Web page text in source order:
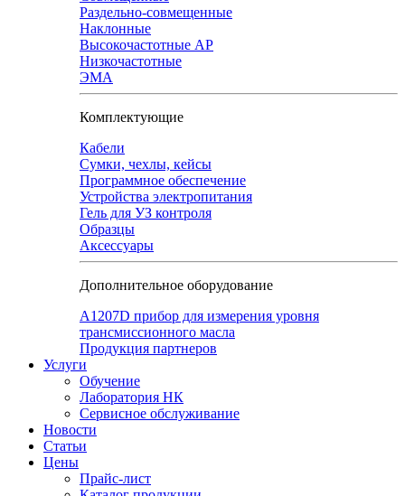
Раздельно-совмещенные
Наклонные
Высокочастотные АР
Низкочастотные
ЭМА
Комплектующие
Кабели
Сумки, чехлы, кейсы
Программное обеспечение
Устройства электропитания
Гель для УЗ контроля
Образцы
Аксессуары
Дополнительное оборудование
А1207D прибор для измерения уровня
трансмиссионного масла
Продукция партнеров
Услуги
Обучение
Лаборатория НК
Сервисное обслуживание
Новости
Статьи
Цены
Прайс-лист